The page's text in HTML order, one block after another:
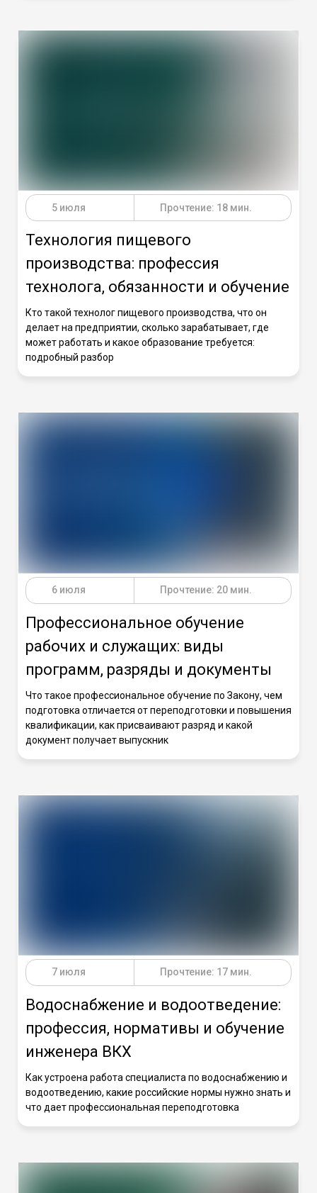
5 июля Прочтение: 18 мин.
Технология пищевого
производства: профессия
технолога, обязанности и обучение
Кто такой технолог пищевого производства, что он
делает на предприятии, сколько зарабатывает, где
может работать и какое образование требуется:
подробный разбор
6 июля Прочтение: 20 мин.
Профессиональное обучение
рабочих и служащих: виды
программ, разряды и документы
Что такое профессиональное обучение по Закону, чем
подготовка отличается от переподготовки и повышения
квалификации, как присваивают разряд и какой
документ получает выпускник
7 июля Прочтение: 17 мин.
Водоснабжение и водоотведение:
профессия, нормативы и обучение
инженера ВКХ
Как устроена работа специалиста по водоснабжению и
водоотведению, какие российские нормы нужно знать и
что дает профессиональная переподготовка